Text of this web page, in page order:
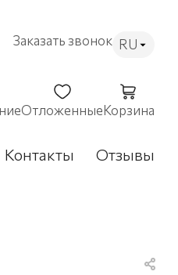
Заказать звонок RU
ОтложенныеКорзина
Контакты Отзывы